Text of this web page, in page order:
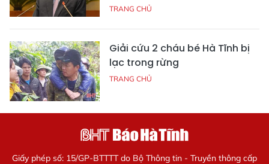
TRANG CHỦ
Giải cứu 2 cháu bé Hà Tĩnh bị
lạc trong rừng
TRANG CHỦ
Giấy phép số: 15/GP-BTTTT do Bộ Thông tin - Truyền thông cấp